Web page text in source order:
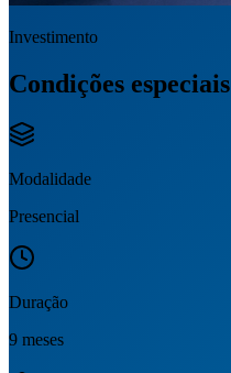
Investimento
Condições especiais
Modalidade
Presencial
Duração
9 meses